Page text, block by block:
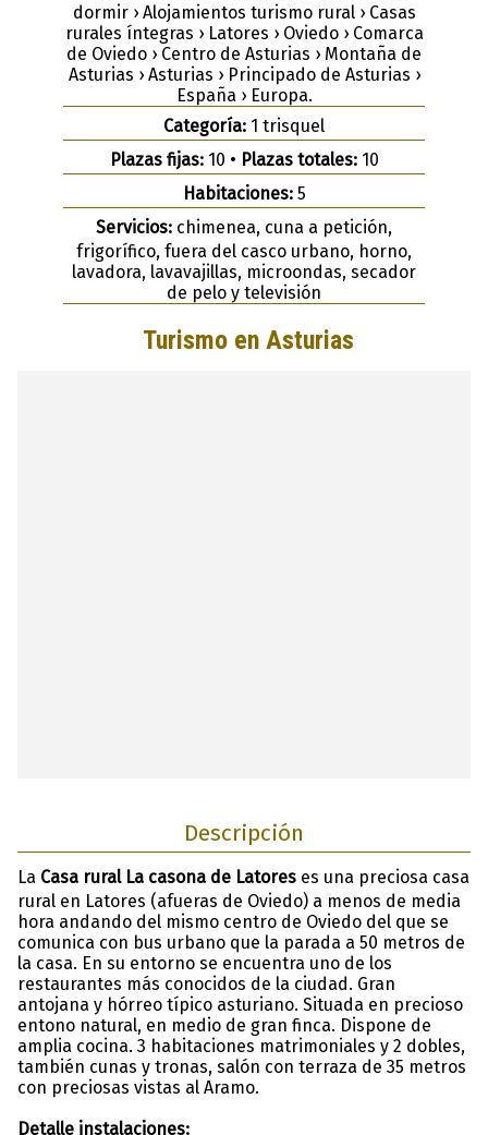
dormir › Alojamientos turismo rural › Casas
rurales íntegras › Latores › Oviedo › Comarca
de Oviedo › Centro de Asturias › Montaña de
Asturias › Asturias › Principado de Asturias ›
España › Europa.
Categoría: 1 trisquel
Plazas fijas:10 • Plazas totales:10
Habitaciones:5
Servicios: chimenea, cuna a petición,
frigorífico, fuera del casco urbano, horno,
lavadora, lavavajillas, microondas, secador
de pelo y televisión
Descripción
La Casa rural La casona de Latores es una preciosa casa
rural en Latores (afueras de Oviedo) a menos de media
hora andando del mismo centro de Oviedo del que se
comunica con bus urbano que la parada a 50 metros de
la casa. En su entorno se encuentra uno de los
restaurantes más conocidos de la ciudad. Gran
antojana y hórreo típico asturiano. Situada en precioso
entono natural, en medio de gran finca. Dispone de
amplia cocina. 3 habitaciones matrimoniales y 2 dobles,
también cunas y tronas, salón con terraza de 35 metros
con preciosas vistas al Aramo.
Detalle instalaciones: